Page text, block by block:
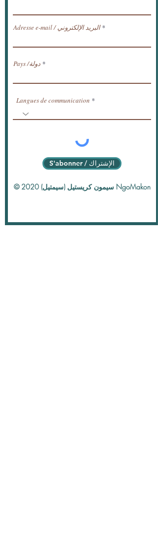
Adresse e-mail / البريد الإلكتروني
Pays /دولة
Langues de communication
S'abonner / الإشتراك
© 2020 سيمون كريستيل (سيمتيل) NgoMakon